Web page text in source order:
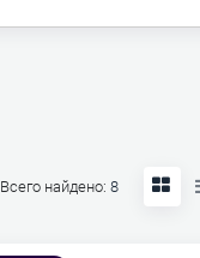
Всего найдено: 8